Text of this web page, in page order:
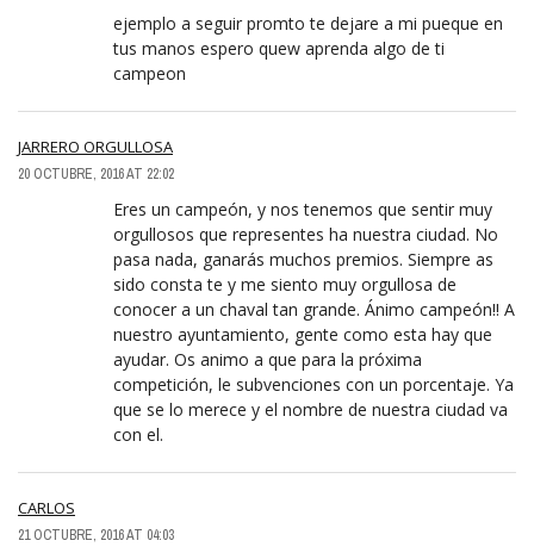
ejemplo a seguir promto te dejare a mi pueque en
tus manos espero quew aprenda algo de ti
campeon
JARRERO ORGULLOSA
20 OCTUBRE, 2016 AT 22:02
Eres un campeón, y nos tenemos que sentir muy
orgullosos que representes ha nuestra ciudad. No
pasa nada, ganarás muchos premios. Siempre as
sido consta te y me siento muy orgullosa de
conocer a un chaval tan grande. Ánimo campeón!! A
nuestro ayuntamiento, gente como esta hay que
ayudar. Os animo a que para la próxima
competición, le subvenciones con un porcentaje. Ya
que se lo merece y el nombre de nuestra ciudad va
con el.
CARLOS
21 OCTUBRE, 2016 AT 04:03